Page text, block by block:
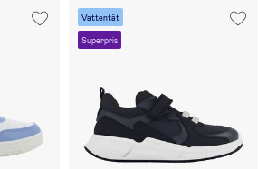
Vattentät
Superpris